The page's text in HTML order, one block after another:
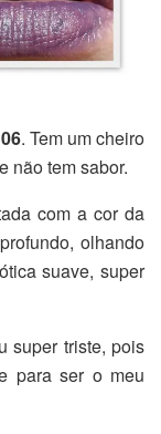
. Tem um cheiro
não tem sabor.
com a cor da
olhando
suave, super
super triste, pois
para ser o meu